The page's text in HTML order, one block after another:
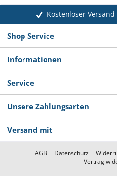
Kostenloser
Shop Service
Informationen
Service
Unsere Zahlungsarten
Versand mit
AGB Datenschutz
Vertrag